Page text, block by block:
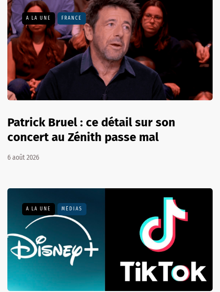
A LA UNE FRANCE
Patrick Bruel : ce détail sur son
concert au Zénith passe mal
6 août 2026
A LA UNE MÉDIAS